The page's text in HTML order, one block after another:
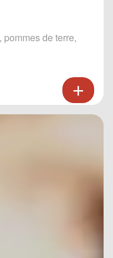
de terre,